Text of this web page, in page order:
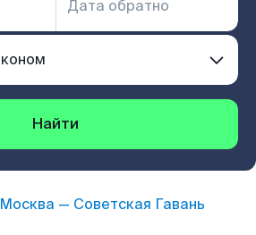
Найти
Москва — Советская Гавань